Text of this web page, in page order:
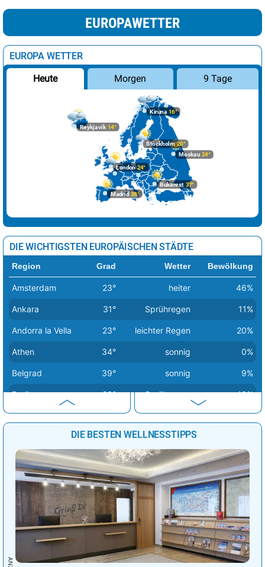
EUROPAWETTER
EUROPA WETTER
Heute Morgen 9 Tage
London24°
Stockholm20°
Kiruna 16°
Madrid 38°
Bukarest37°
Reykjavik 14°
Moskau 24°
DIE WICHTIGSTEN EUROPÄISCHEN STÄDTE
Region Grad Wetter Bewölkung
Amsterdam 23° heiter 46%
Ankara 31° Sprühregen 11%
Andorra la Vella 23° leichter Regen 20%
Athen 34° sonnig 0%
Belgrad 39° sonnig 9%
Berlin 26° Sprühregen 43%
Bern 30° Regen 17%
30° heiter
Brüssel 27° heiter 47%
Budapest 38° sonnig 7%
Bukarest 37° sonnig
Chisinau 36° heiter 15%
Dublin Sprühregen 48%
Helsinki 20° heiter 24%
DIE BESTEN WELLNESSTIPPS